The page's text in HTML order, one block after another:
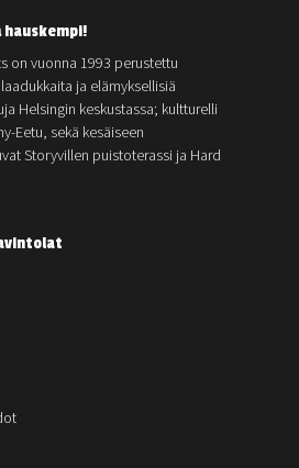
hauskempi!
on vuonna 1993 perustettu
ja elämyksellisiä
Helsingin keskustassa; kultturelli
Eetu, sekä kesäiseen
Storyvillen puistoterassi ja Hard